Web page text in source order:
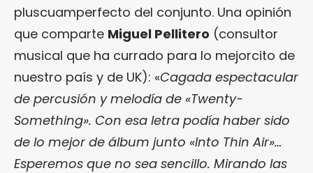
pluscuamperfecto del conjunto. Una opinión
que comparte Miguel Pellitero (consultor
musical que ha currado para lo mejorcito de
nuestro país y de UK): «Cagada espectacular
de percusión y melodía de «Twenty-
Something». Con esa letra podía haber sido
de lo mejor de álbum junto «Into Thin Air»…
Esperemos que no sea sencillo. Mirando las